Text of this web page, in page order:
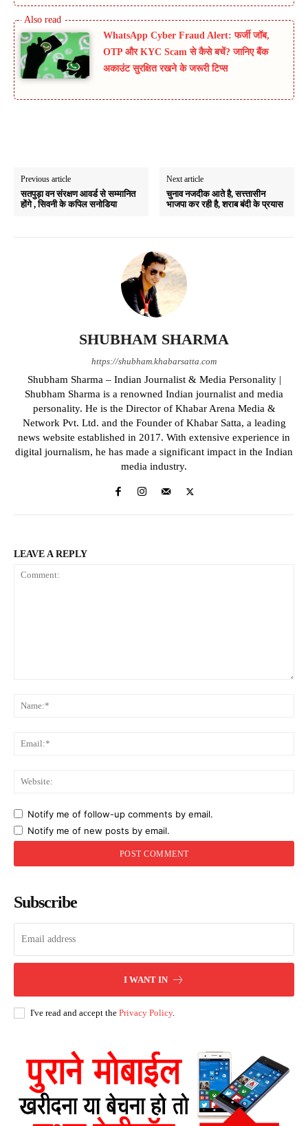
WhatsApp Cyber Fraud Alert: फर्जी जॉब,
OTP और KYC Scam से कैसे बचें? जानिए बैंक
अकाउंट सुरक्षित रखने के जरूरी टिप्स
Previous article
सतपुड़ा वन संरक्षण आवर्ड से सम्मानित
होंगे , सिवनी के कपिल सनोडिया
Next article
चुनाव नजदीक आते है, सत्त्तासीन
भाजपा कर रही है, शराब बंदी के प्रयास
SHUBHAM SHARMA
https://shubham.khabarsatta.com
Shubham Sharma – Indian Journalist & Media Personality |
Shubham Sharma is a renowned Indian journalist and media
personality. He is the Director of Khabar Arena Media &
Network Pvt. Ltd. and the Founder of Khabar Satta, a leading
news website established in 2017. With extensive experience in
digital journalism, he has made a significant impact in the Indian
media industry.
LEAVE A REPLY
Notify me of follow-up comments by email.
Notify me of new posts by email.
Subscribe
I WANT IN
I've read and accept the Privacy Policy.